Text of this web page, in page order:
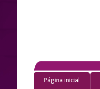
Página inicial